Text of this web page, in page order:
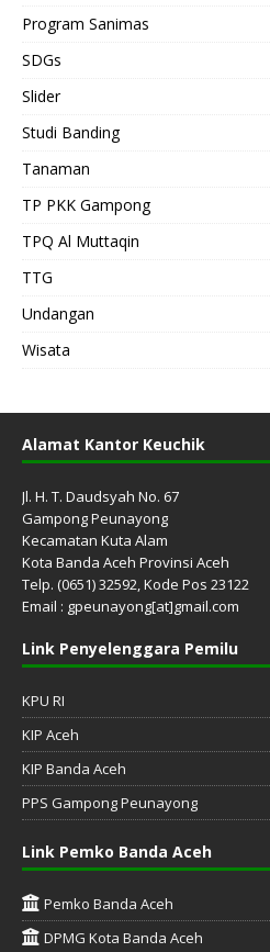
Program Sanimas
SDGs
Slider
Studi Banding
Tanaman
TP PKK Gampong
TPQ Al Muttaqin
TTG
Undangan
Wisata
Alamat Kantor Keuchik
Jl. H. T. Daudsyah No. 67
Gampong Peunayong
Kecamatan Kuta Alam
Kota Banda Aceh Provinsi Aceh
Telp. (0651) 32592, Kode Pos 23122
Email : gpeunayong[at]gmail.com
Link Penyelenggara Pemilu
KPU RI
KIP Aceh
KIP Banda Aceh
PPS Gampong Peunayong
Link Pemko Banda Aceh
Pemko Banda Aceh
DPMG Kota Banda Aceh